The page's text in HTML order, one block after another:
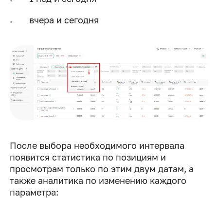
вчера и сегодня
После выбора необходимого интервала
появится статистика по позициям и
просмотрам только по этим двум датам, а
также аналитика по изменению каждого
параметра: